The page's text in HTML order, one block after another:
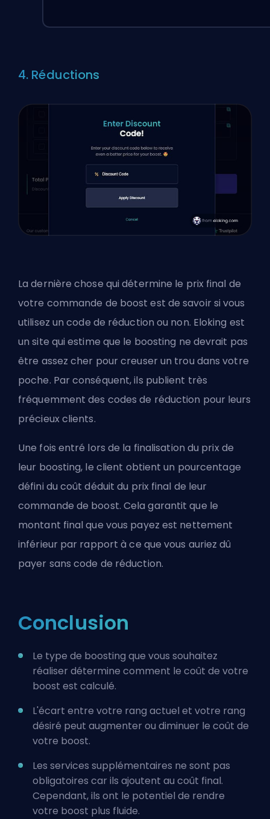
4. Réductions
La dernière chose qui détermine le prix final de
votre commande de boost est de savoir si vous
utilisez un code de réduction ou non. Eloking est
un site qui estime que le boosting ne devrait pas
être assez cher pour creuser un trou dans votre
poche. Par conséquent, ils publient très
fréquemment des codes de réduction pour leurs
précieux clients.
Une fois entré lors de la finalisation du prix de
leur boosting, le client obtient un pourcentage
défini du coût déduit du prix final de leur
commande de boost. Cela garantit que le
montant final que vous payez est nettement
inférieur par rapport à ce que vous auriez dû
payer sans code de réduction.
Conclusion
Le type de boosting que vous souhaitez
réaliser détermine comment le coût de votre
boost est calculé.
L'écart entre votre rang actuel et votre rang
désiré peut augmenter ou diminuer le coût de
votre boost.
Les services supplémentaires ne sont pas
obligatoires car ils ajoutent au coût final.
Cependant, ils ont le potentiel de rendre
votre boost plus fluide.